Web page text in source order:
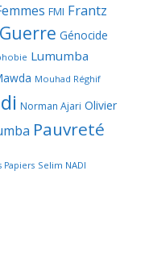
FMI Frantz
Guerre Génocide
Lumumba
Mouhad Réghif
Norman Ajari Olivier
Pauvreté
Papiers Selim NADI